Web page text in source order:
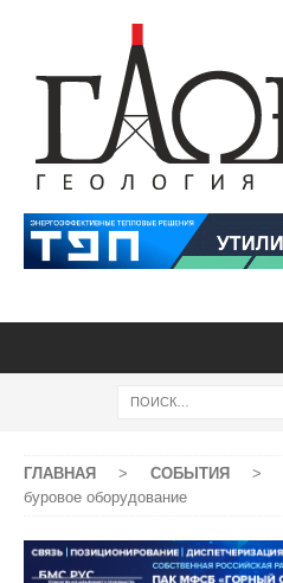
ГЛАВНАЯ > СОБЫТИЯ >
буровое оборудование